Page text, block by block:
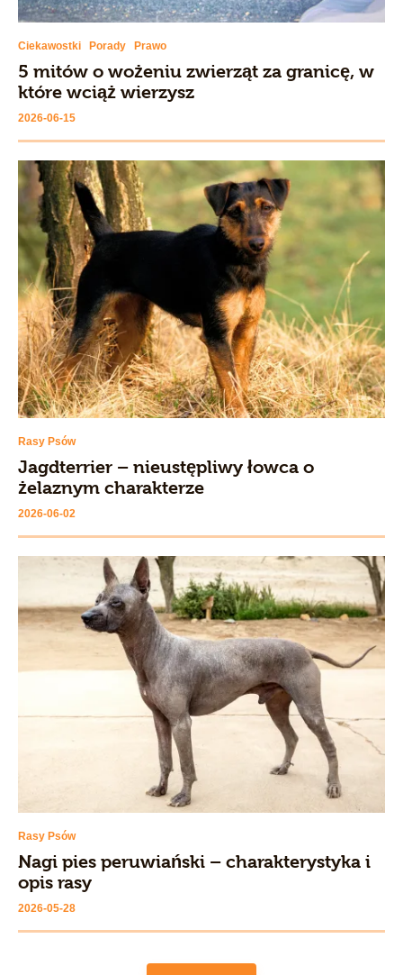
Ciekawostki Porady Prawo
5 mitów o wożeniu zwierząt za granicę, w
które wciąż wierzysz
2026-06-15
Rasy Psów
Jagdterrier – nieustępliwy łowca o
żelaznym charakterze
2026-06-02
Rasy Psów
Nagi pies peruwiański – charakterystyka i
opis rasy
2026-05-28